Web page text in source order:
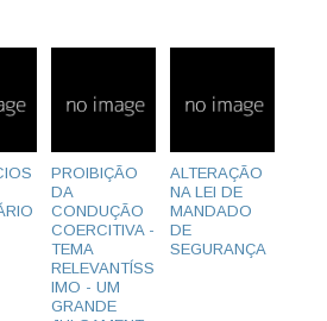
PROIBIÇÃO
DA
CONDUÇÃO
COERCITIVA -
TEMA
RELEVANTÍSS
IMO - UM
GRANDE
ALTERAÇÃO
NA LEI DE
MANDADO
DE
SEGURANÇA